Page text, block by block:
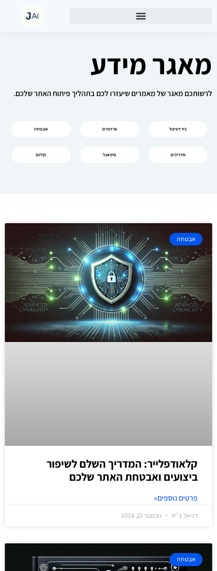
מאגר מידע
לרשותכם מאגר של מאמרים שיעזרו לכם בתהליך פיתוח האתר שלכם.
ג׳וי דיגיטל
מדריכים
וורדפרס
סיפאנל
אבטחה
קידום
אבטחה
קלאודפלייר: המדריך השלם לשיפור
ביצועים ואבטחת האתר שלכם
פרטים נוספים»
דניאל צ׳יפ נובמבר 21, 2024
אבטחה